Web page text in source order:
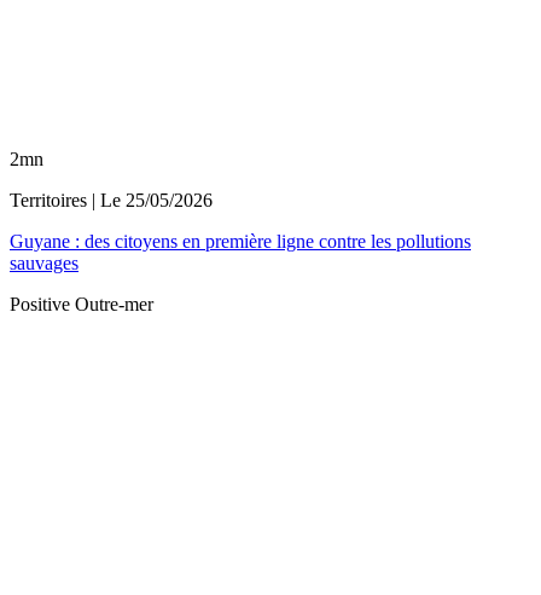
2mn
Territoires | Le 25/05/2026
Guyane : des citoyens en première ligne contre les pollutions
sauvages
Positive Outre-mer